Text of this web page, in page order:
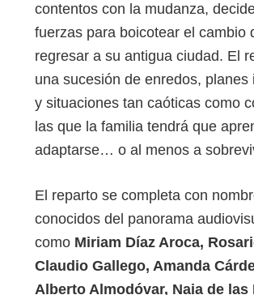
contentos con la mudanza,
fuerzas para boicotear el cambio
regresar a su antigua ciudad. El
una sucesión de enredos, planes
y situaciones tan caóticas como
las que la familia tendrá que
adaptarse… o al menos a
El reparto se completa con
conocidos del panorama
como Miriam Díaz Aroca,
Claudio Gallego, Amanda
Alberto Almodóvar, Naia de las